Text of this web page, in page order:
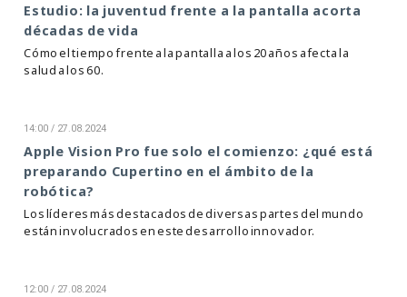
Estudio: la juventud frente a la pantalla acorta
décadas de vida
Cómo el tiempo frente a la pantalla a los 20 años afecta la
salud a los 60.
14:00 / 27.08.2024
Apple Vision Pro fue solo el comienzo: ¿qué está
preparando Cupertino en el ámbito de la
robótica?
Los líderes más destacados de diversas partes del mundo
están involucrados en este desarrollo innovador.
12:00 / 27.08.2024